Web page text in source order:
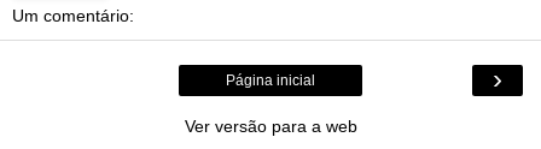
Um comentário:
›
Página inicial
Ver versão para a web